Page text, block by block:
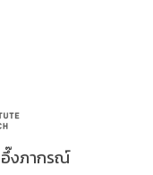
อึ๊งภากรณ์